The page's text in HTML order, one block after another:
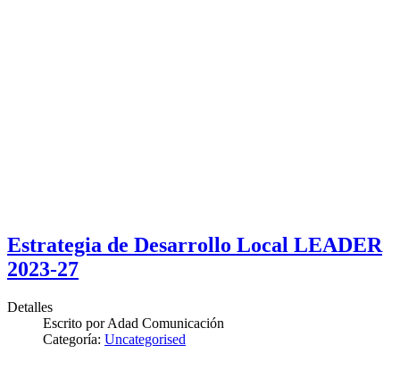
Estrategia de Desarrollo Local LEADER
2023-27
Detalles
Escrito porAdad Comunicación
Categoría: Uncategorised